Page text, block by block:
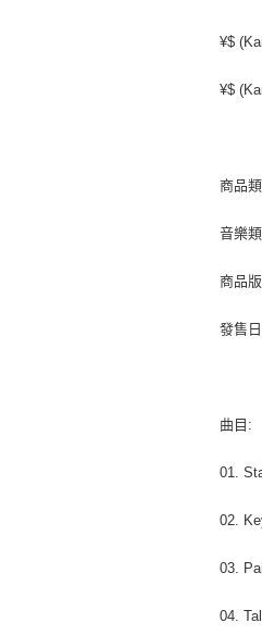
¥$
¥$
商品
音樂
商品
發售
曲目:
01.
02.
03.
04.